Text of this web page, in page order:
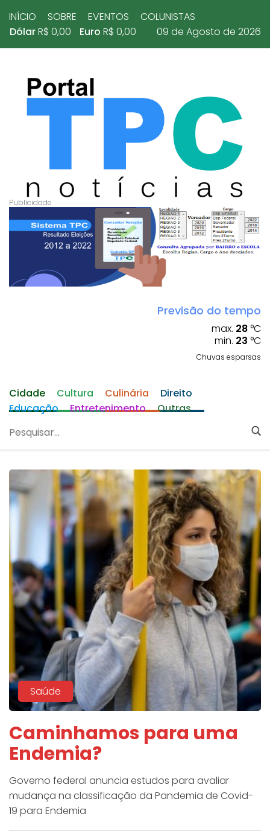
INÍCIO SOBRE EVENTOS
COLUNISTAS
DólarR$ 0,00 Euro R$ 0,00 09 de Agosto de 2026
Previsão do tempo
max. 28 °C
min. 23 °C
Chuvas esparsas
Cidade Cultura Culinária
Direito
Educação
Entretenimento Outras
Saúde
Caminhamos para uma
Endemia?
Governo federal anuncia estudos para avaliar
mudança na classificação da Pandemia de Covid-
19 para Endemia